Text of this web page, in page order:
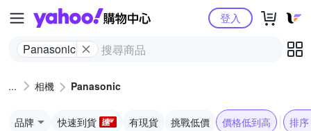
Yahoo購物中心
Panasonic
登入
相機 Panasonic
品牌 快速到貨 有現貨 挑戰低價 價格低到高 排序